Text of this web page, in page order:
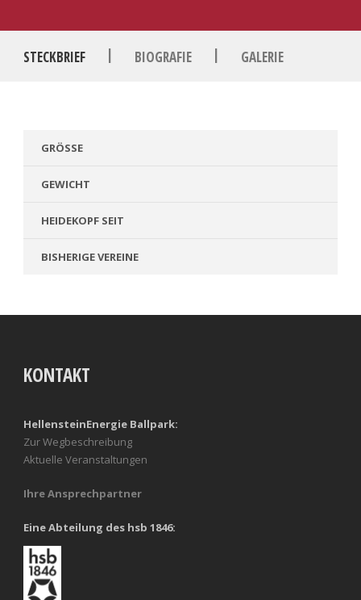
STECKBRIEF | BIOGRAFIE | GALERIE
GRÖSSE
GEWICHT
HEIDEKOPF SEIT
BISHERIGE VEREINE
Foto: Kalle Linkert
KONTAKT
HellensteinEnergie Ballpark:
Zur Wegbeschreibung
Aktuelle Veranstaltungen
Ihre Ansprechpartner
Eine Abteilung des hsb 1846: